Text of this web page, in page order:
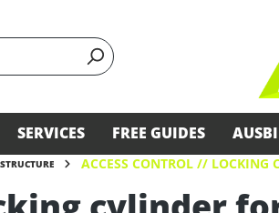
SERVICES FREE GUIDES
ACCESS CONTROL // LOCKING